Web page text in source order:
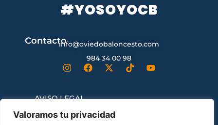
Valoramos tu privacidad
#YOSOYOCB
Contactoinfo@oviedobaloncesto.com
984 34 00 98
AVISO LEGAL